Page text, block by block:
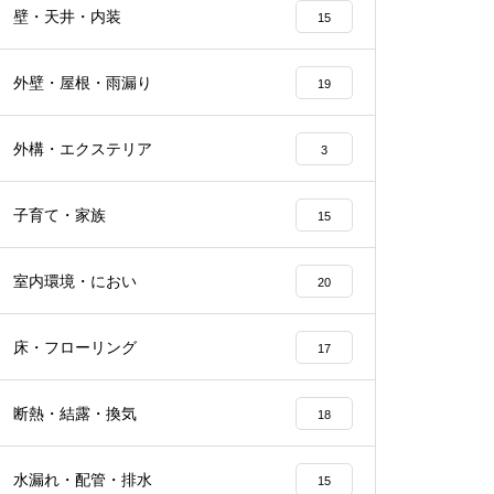
壁・天井・内装 15
外壁・屋根・雨漏り 19
外構・エクステリア 3
子育て・家族 15
室内環境・におい 20
床・フローリング 17
断熱・結露・換気 18
水漏れ・配管・排水 15